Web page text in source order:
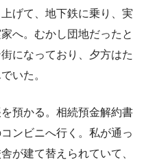
げて、地下鉄に乗り、実
へ。むかし団地だったと
になっており、夕方はた
いた。
預かる。相続預金解約書
ンビニへ行く。私が通っ
が建て替えられていて、